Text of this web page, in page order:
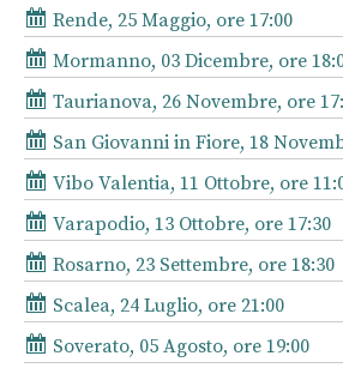
Rende, 25 Maggio, ore 17:00
Mormanno, 03 Dicembre, ore
Taurianova, 26 Novembre, ore
San Giovanni in Fiore, 18
Vibo Valentia, 11 Ottobre, ore
Varapodio, 13 Ottobre, ore 17:30
Rosarno, 23 Settembre, ore 18:30
Scalea, 24 Luglio, ore 21:00
Soverato, 05 Agosto, ore 19:00